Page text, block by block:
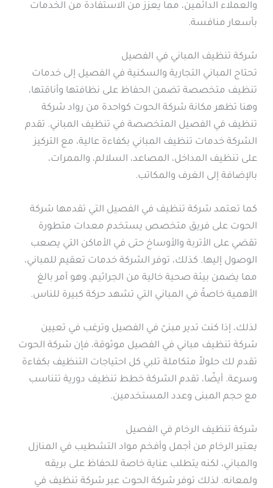
والعملاء الدائمين، مما يعزز من الاستفادة من الخدمات
بأسعار منافسة.
شركة تنظيف المباني في الفصيل
تحتاج المباني التجارية والسكنية في الفصيل إلى خدمات
تنظيف متخصصة تضمن الحفاظ على نظافتها وأناقتها،
وهنا تظهر مكانة شركة الحوت كواحدة من رواد شركة
تنظيف في الفصيل المتخصصة في تنظيف المباني. تقدم
الشركة خدمات تنظيف المباني بكفاءة عالية، مع التركيز
على تنظيف المداخل، المصاعد، السلالم، والممرات،
بالإضافة إلى الغرف والمكاتب.
كما تعتمد شركة تنظيف في الفصيل التي تقدمها شركة
الحوت على فريق متخصص يستخدم معدات متطورة
تقضي على الأتربة والأوساخ حتى في الأماكن التي يصعب
الوصول إليها. كذلك، توفر الشركة خدمات تعقيم للمباني،
مما يضمن بيئة صحية خالية من الجراثيم، وهو أمر بالغ
الأهمية خاصةً في المباني التي تشهد حركة كبيرة للناس.
لذلك، إذا كنت تدير مبنىً في الفصيل وترغب في تعيين
شركة تنظيف مباني في الفصيل موثوقة، فإن شركة الحوت
تقدم لك حلولاً متكاملة تلبي كل احتياجات التنظيف بكفاءة
وسرعة. أيضًا، تقدم الشركة خطط تنظيف دورية تتناسب
مع حجم المبنى وعدد المستخدمين.
شركة تنظيف الرخام في الفصيل
يعتبر الرخام من أجمل وأفخم مواد التشطيب في المنازل
والمباني، لكنه يتطلب عناية خاصة للحفاظ على بريقه
ولمعانه. لذلك توفر شركة الحوت عبر شركة تنظيف في